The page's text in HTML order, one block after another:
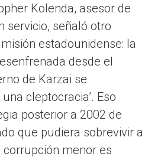
Kolenda, asesor de
servicio, señaló otro
estadounidense: la
desde el
de Karzai se
cleptocracia’. Eso
posterior a 2002 de
que pudiera sobrevivir a
corrupción menor es